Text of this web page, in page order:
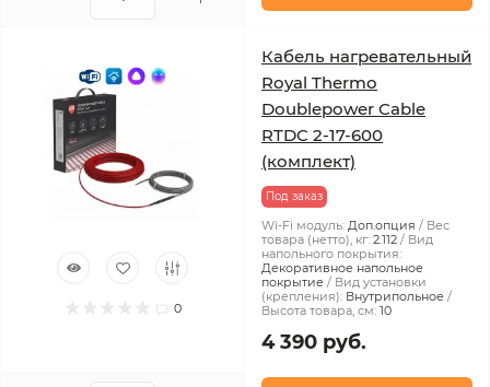
0
Кабель нагревательный
Royal Thermo
Doublepower Cable
RTDC 2-17-600
(комплект)
Под заказ
Wi-Fi модуль: Доп.опция
Вес
товара (нетто), кг: 2.112
Вид
напольного покрытия:
Декоративное напольное
покрытие
Вид установки
(крепления): Внутрипольное
Высота товара, см: 10
4 390 руб.